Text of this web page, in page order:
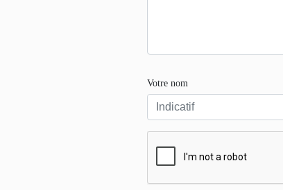
Votre nom